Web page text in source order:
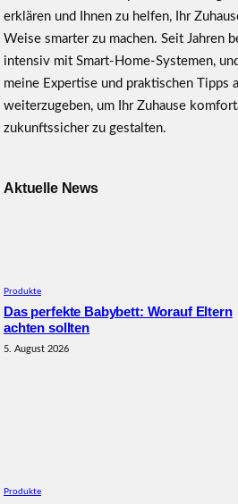
erklären und Ihnen zu helfen, Ihr
Weise smarter zu machen. Seit Jahren
intensiv mit Smart-Home-Systemen,
meine Expertise und praktischen Tipps
weiterzugeben, um Ihr Zuhause
zukunftssicher zu gestalten.
Aktuelle News
Produkte
Das perfekte Babybett: Worauf Eltern
achten sollten
5. August 2026
Produkte